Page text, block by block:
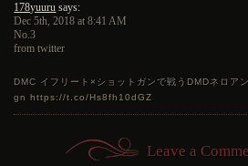
178yuuru says:
Dec 5th, 2018 at 8:41 AM
No.3
from twitter
DMC イフリート×ショットガンで戦うDMDネロア
gnhttps://t.co/Hs8fh10dGZ
Leave a